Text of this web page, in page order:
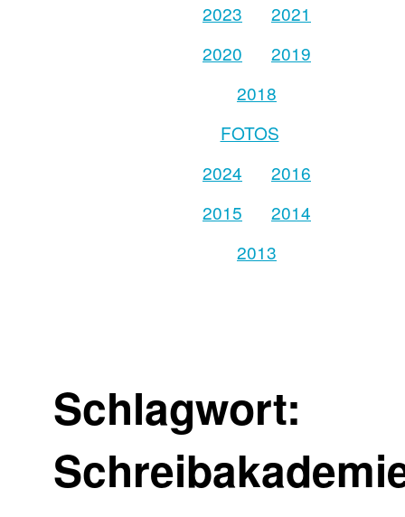
2023
2021
2020
2019
2018
FOTOS
2024
2016
2015
2014
2013
Schlagwort: